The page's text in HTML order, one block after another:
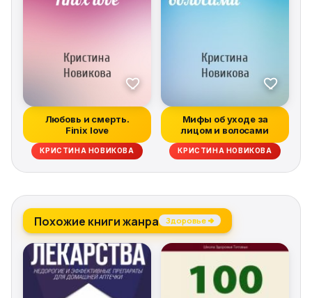
Любовь и смерть.
Finix love
КРИСТИНА НОВИКОВА
Мифы об уходе за
лицом и волосами
КРИСТИНА НОВИКОВА
Похожие книги жанра Здоровье →